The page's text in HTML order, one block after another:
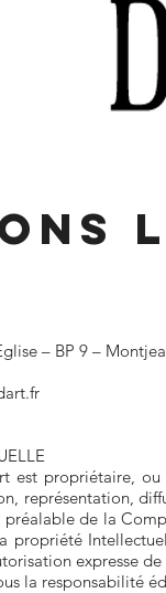
– BP 9 –
est propriétaire,
représentation,
préalable de la
propriété
expresse
la responsabilité